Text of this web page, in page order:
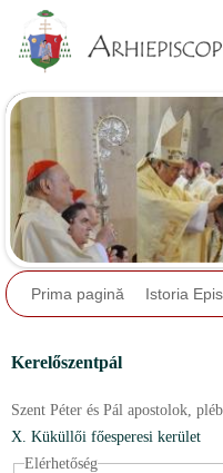
Prima pagină Istoria
Kerelőszentpál
Szent Péter és Pál apostolok,
X. Küküllői főesperesi kerület
Elérhetőség